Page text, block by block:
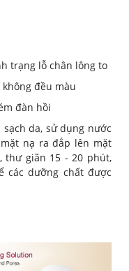
trạng lỗ chân lông to
đều màu
đàn hồi
sạch da, sử dụng nước
nạ ra đắp lên mặt
thư giãn 15 - 20 phút,
các dưỡng chất được